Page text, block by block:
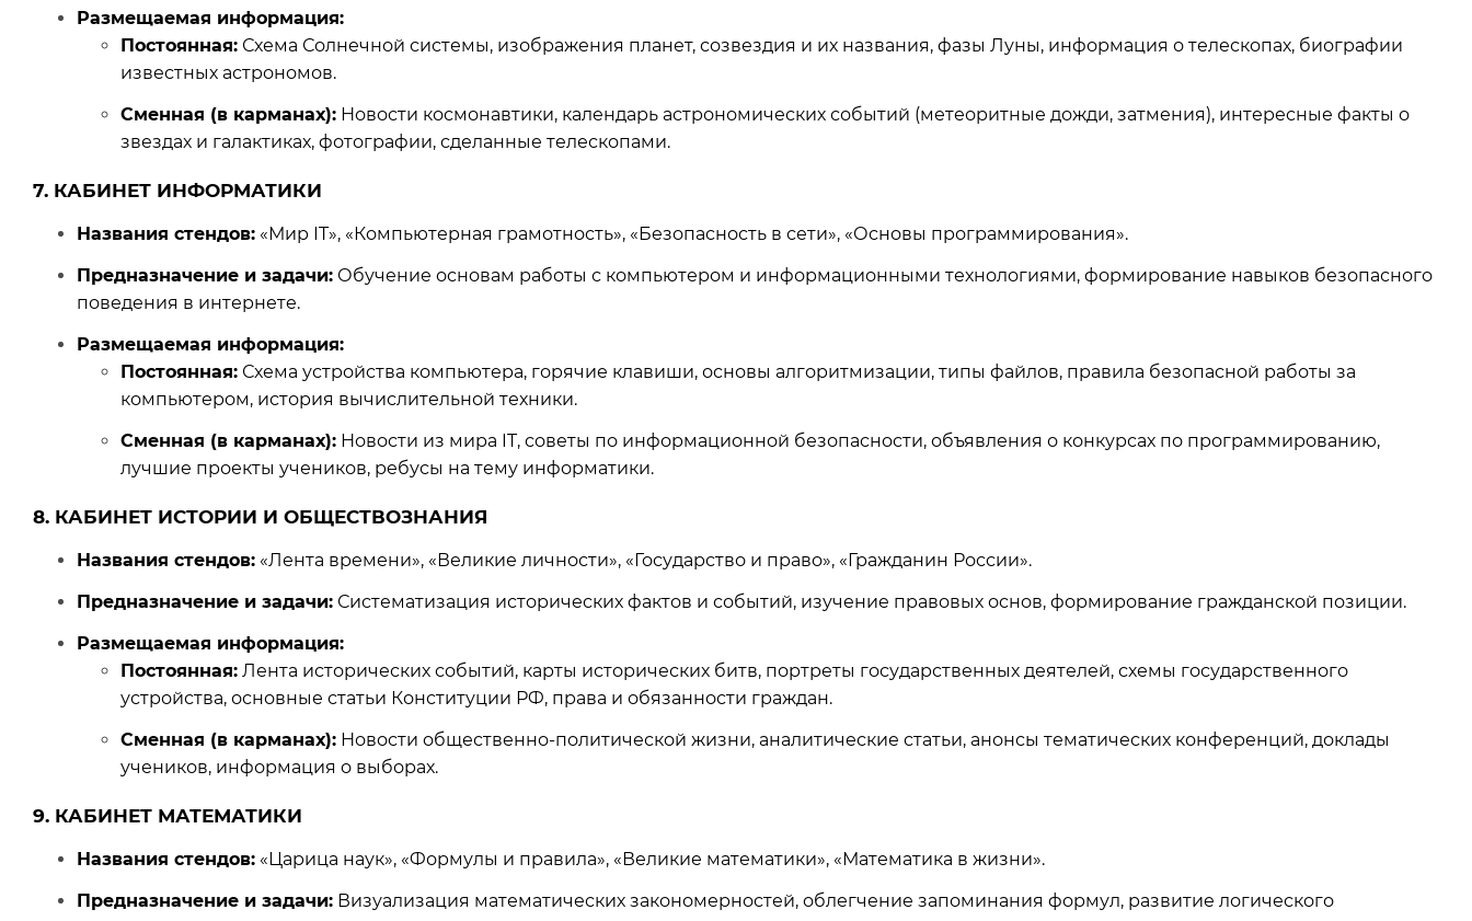
Размещаемая информация:
Постоянная: Схема Солнечной системы, изображения планет, созвездия и их названия, фазы Луны, информация о телескопах, биографии
известных астрономов.
Сменная (в карманах): Новости космонавтики, календарь астрономических событий (метеоритные дожди, затмения), интересные факты о
звездах и галактиках, фотографии, сделанные телескопами.
7. КАБИНЕТ ИНФОРМАТИКИ
Названия стендов: «Мир IT», «Компьютерная грамотность», «Безопасность в сети», «Основы программирования».
Предназначение и задачи: Обучение основам работы с компьютером и информационными технологиями, формирование навыков безопасного
поведения в интернете.
Размещаемая информация:
Постоянная: Схема устройства компьютера, горячие клавиши, основы алгоритмизации, типы файлов, правила безопасной работы за
компьютером, история вычислительной техники.
Сменная (в карманах): Новости из мира IT, советы по информационной безопасности, объявления о конкурсах по программированию,
лучшие проекты учеников, ребусы на тему информатики.
8. КАБИНЕТ ИСТОРИИ И ОБЩЕСТВОЗНАНИЯ
Названия стендов: «Лента времени», «Великие личности», «Государство и право», «Гражданин России».
Предназначение и задачи: Систематизация исторических фактов и событий, изучение правовых основ, формирование гражданской позиции.
Размещаемая информация:
Постоянная: Лента исторических событий, карты исторических битв, портреты государственных деятелей, схемы государственного
устройства, основные статьи Конституции РФ, права и обязанности граждан.
Сменная (в карманах): Новости общественно-политической жизни, аналитические статьи, анонсы тематических конференций, доклады
учеников, информация о выборах.
9. КАБИНЕТ МАТЕМАТИКИ
Названия стендов: «Царица наук», «Формулы и правила», «Великие математики», «Математика в жизни».
Предназначение и задачи: Визуализация математических закономерностей, облегчение запоминания формул, развитие логического